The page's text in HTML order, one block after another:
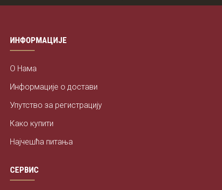
ИНФОРМАЦИЈЕ
О Нама
Информације о достави
Упутство за регистрацију
Како купити
Најчешћа питања
СЕРВИС